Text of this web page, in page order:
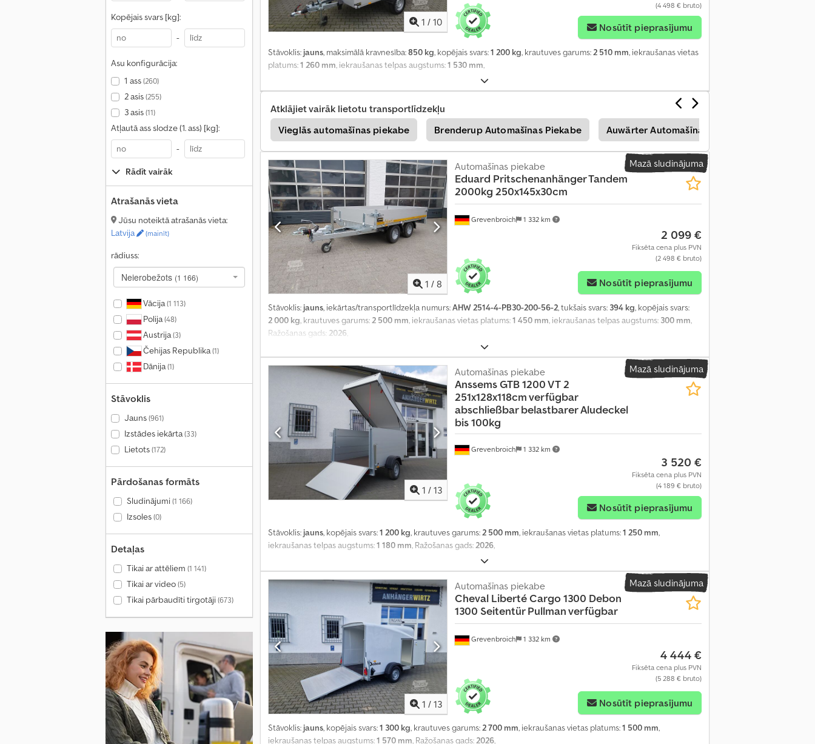
Kopējais svars [kg]:
-
Asu konfigurācija:
1 ass(260)
2 asis(255)
3 asis(11)
Atļautā ass slodze (1. ass) [kg]:
-
Rādīt vairāk
Atrašanās vieta
Jūsu noteiktā atrašanās vieta:
Latvija
(mainīt)
rādiuss:
Neierobežots (1 166)
Vācija(1 113)
Polija(48)
Austrija(3)
Čehijas Republika(1)
Dānija(1)
Stāvoklis
Jauns(961)
Izstādes iekārta(33)
Lietots(172)
Pārdošanas formāts
Sludinājumi(1 166)
Izsoles(0)
Detaļas
Tikai ar attēliem (1 141)
Tikai ar video(5)
Tikai pārbaudīti tirgotāji(673)
1 / 10
(4 498 € bruto)
Nosūtīt pieprasījumu
Stāvoklis: jauns, maksimālā kravnesība:850 kg, kopējais svars:1 200 kg, krautuves garums:2 510 mm, iekraušanas vietas
platums:1 260 mm, iekraušanas telpas augstums:1 530 mm,
Atklājiet vairāk lietotu transportlīdzekļu
Vieglās automašīnas piekabe
Brenderup Automašīnas Piekabe Auwärter Automašīnas Piekabe
Kässbohrer Automašīnas Piekabe
Mazā sludinājuma
1 / 8
Grevenbroich 1 332 km
Automašīnas piekabe
Eduard Pritschenanhänger Tandem
2000kg 250x145x30cm
2 099 €
Fiksēta cena plus PVN
(2 498 € bruto)
Nosūtīt pieprasījumu
Stāvoklis: jauns, iekārtas/transportlīdzekļa numurs:AHW 2514-4-PB30-200-56-2, tukšais svars: 394 kg, kopējais svars:
2 000 kg, krautuves garums:2 500 mm, iekraušanas vietas platums:1 450 mm, iekraušanas telpas augstums: 300 mm,
Ražošanas gads: 2026,
Mazā sludinājuma
1 / 13
Grevenbroich 1 332 km
Automašīnas piekabe
AnssemsGTB 1200 VT 2
251x128x118cm verfügbar
abschließbar belastbarer Aludeckel
bis 100kg
3 520 €
Fiksēta cena plus PVN
(4 189 € bruto)
Nosūtīt pieprasījumu
Stāvoklis: jauns, kopējais svars:1 200 kg, krautuves garums:2 500 mm, iekraušanas vietas platums:1 250 mm,
iekraušanas telpas augstums:1 180 mm, Ražošanas gads:2026,
Mazā sludinājuma
1 / 13
Grevenbroich 1 332 km
Automašīnas piekabe
Cheval Liberté Cargo 1300 Debon
1300 Seitentür Pullman verfügbar
4 444 €
Fiksēta cena plus PVN
(5 288 € bruto)
Nosūtīt pieprasījumu
Stāvoklis: jauns, kopējais svars:1 300 kg, krautuves garums:2 700 mm, iekraušanas vietas platums:1 500 mm,
iekraušanas telpas augstums:1 570 mm, Ražošanas gads:2026,